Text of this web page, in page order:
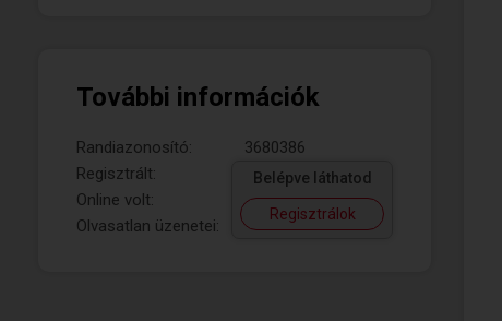
További információk
Randiazonosító:
3680386
Regisztrált:
Online volt:
Olvasatlan üzenetei:
Belépve láthatod
Regisztrálok